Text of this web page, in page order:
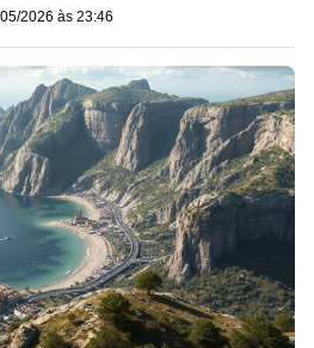
2026 às 23:46